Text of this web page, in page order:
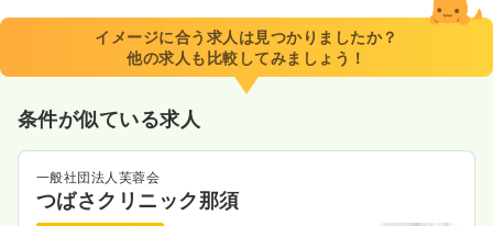
イメージに合う求人は見つかりましたか？
他の求人も比較してみましょう！
条件が似ている求人
一般社団法人芙蓉会
つばさクリニック那須